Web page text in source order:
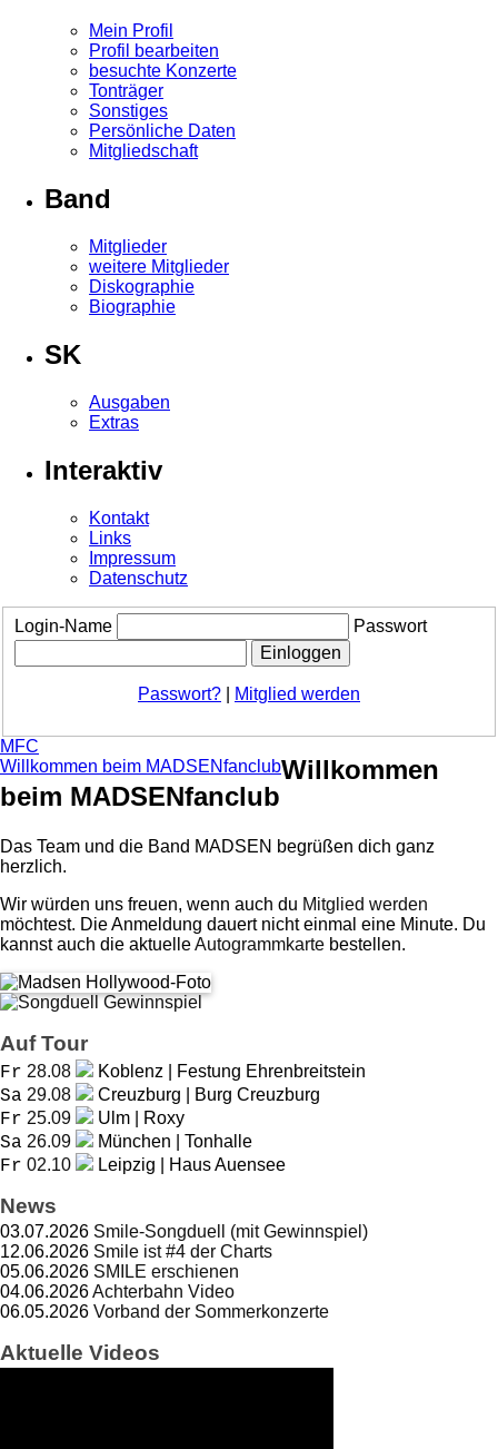
Mein Profil
Profil bearbeiten
besuchte Konzerte
Tonträger
Sonstiges
Persönliche Daten
Mitgliedschaft
Band
Mitglieder
weitere Mitglieder
Diskographie
Biographie
SK
Ausgaben
Extras
Interaktiv
Kontakt
Links
Impressum
Datenschutz
Login-Name Passwort
Passwort? Mitglied werden
MFC
Willkommen beim MADSENfanclubWillkommen
beim MADSENfanclub
Das Team und die Band MADSEN begrüßen dich ganz
herzlich.
Wir würden uns freuen, wenn auch du Mitglied werden
möchtest. Die Anmeldung dauert nicht einmal eine Minute. Du
kannst auch die aktuelleAutogrammkarte bestellen.
Auf Tour
Fr 28.08 Koblenz | Festung Ehrenbreitstein
Sa 29.08 Creuzburg | Burg Creuzburg
Fr 25.09 Ulm | Roxy
Sa 26.09 München | Tonhalle
Fr 02.10 Leipzig | Haus Auensee
News
03.07.2026 Smile-Songduell (mit Gewinnspiel)
12.06.2026 Smile ist #4 der Charts
05.06.2026 SMILE erschienen
04.06.2026Achterbahn Video
06.05.2026 Vorband der Sommerkonzerte
Aktuelle Videos